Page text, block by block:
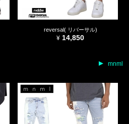
reversal( リバーサル)
14,850
mnml